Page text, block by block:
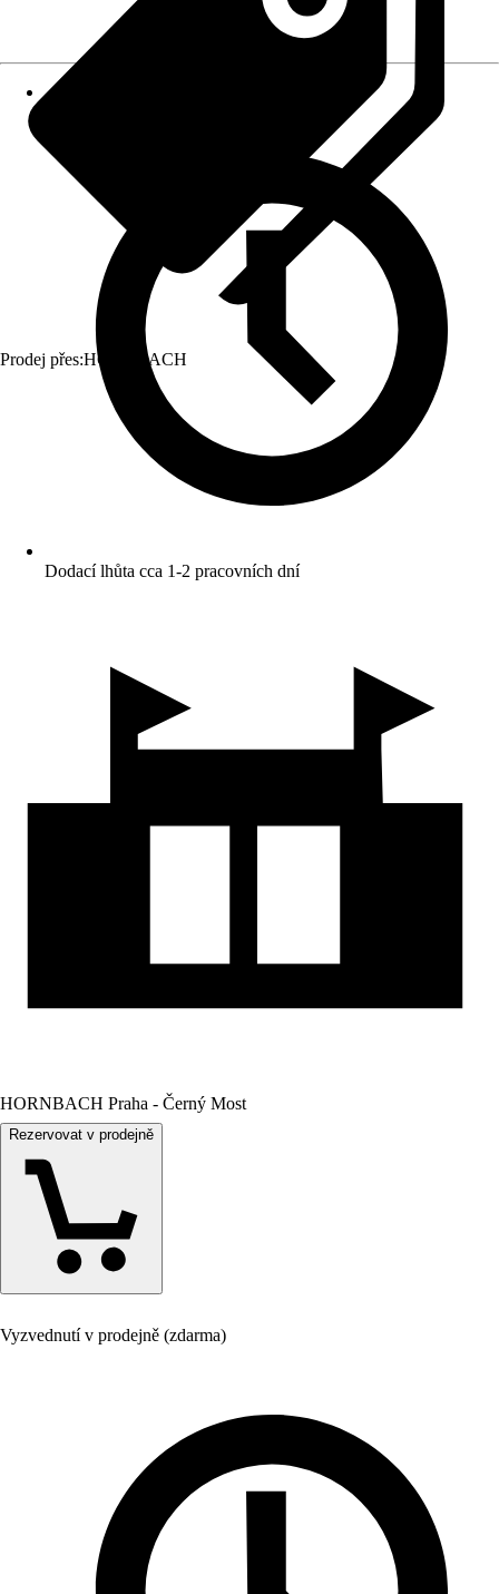
Prodej přes:HORNBACH
Dodací lhůta cca 1-2 pracovních dní
HORNBACH Praha - Černý Most
Rezervovat v prodejně
Vyzvednutí v prodejně (zdarma)